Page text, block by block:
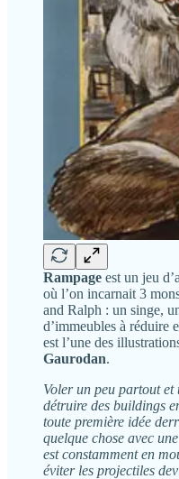
Rampage est un jeu
où l’on incarnait 3
and Ralph : un singe,
d’immeubles à réduire
est l’une des
Gaurodan.
Voler un peu partout et
détruire des buildings
toute première idée
quelque chose avec
est constamment en
éviter les projectiles